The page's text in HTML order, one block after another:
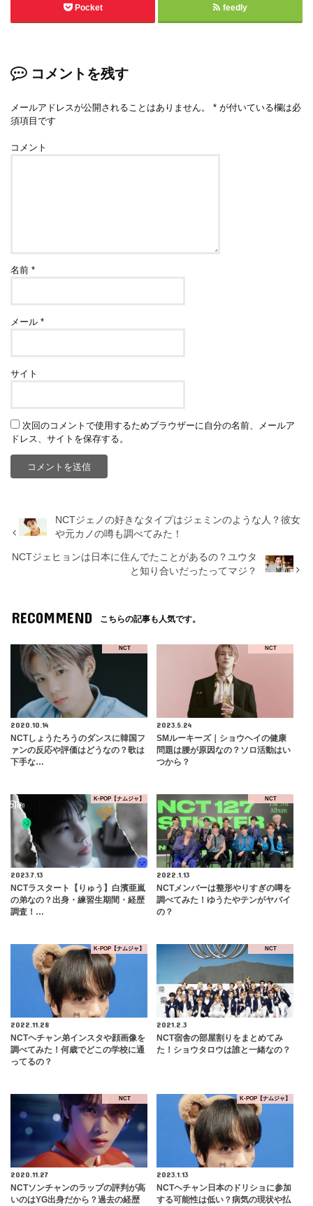
Pocket feedly
コメントを残す
メールアドレスが公開されることはありません。 * が付いている欄は必
須項目です
コメント
名前*
メール*
サイト
次回のコメントで使用するためブラウザーに自分の名前、メールア
ドレス、サイトを保存する。
NCTジェノの好きなタイプはジェミンのような人？彼女
や元カノの噂も調べてみた！
NCTジェヒョンは日本に住んでたことがあるの？ユウタ
と知り合いだったってマジ？
RECOMMEND こちらの記事も人気です。
NCT
2020.10.14
NCTしょうたろうのダンスに韓国フ
ァンの反応や評価はどうなの？歌は
下手な…
NCT
2023.5.24
SMルーキーズ｜ショウヘイの健康
問題は腰が原因なの？ソロ活動はい
つから？
K-POP【ナムジャ】
2023.7.13
NCTラスタート【りゅう】白濱亜嵐
の弟なの？出身・練習生期間・経歴
調査！…
NCT
2022.1.13
NCTメンバーは整形やりすぎの噂を
調べてみた！ゆうたやテンがヤバイ
の？
K-POP【ナムジャ】
2022.11.28
NCTヘチャン弟インスタや顔画像を
調べてみた！何歳でどこの学校に通
ってるの？
NCT
2021.2.3
​NCT宿舎の部屋割りをまとめてみ
た！ショウタロウは誰と一緒なの？
NCT
2020.11.27
NCTソンチャンのラップの評判が高
いのはYG出身だから？過去の経歴
K-POP【ナムジャ】
2023.1.13
NCTヘチャン日本のドリショに参加
する可能性は低い？病気の現状や払